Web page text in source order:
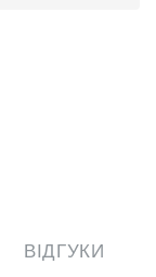
ВІДГУКИ